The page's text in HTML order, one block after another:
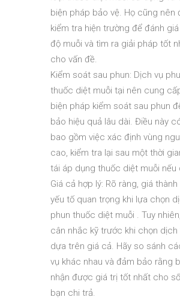
biện pháp bảo vệ. Họ cũng nên
kiểm tra hiện trường để đánh
độ muỗi và tìm ra giải pháp tốt
cho vấn đề.
Kiểm soát sau phun: Dịch vụ
thuốc diệt muỗi tại nên cung
biện pháp kiểm soát sau phun
bảo hiệu quả lâu dài. Điều này
bao gồm việc xác định vùng
cao, kiểm tra lại sau một thời
tái áp dụng thuốc diệt muỗi nếu
Giá cả hợp lý: Rõ ràng, giá
yếu tố quan trọng khi lựa chọn
phun thuốc diệt muỗi . Tuy
cân nhắc kỹ trước khi chọn dịch
dựa trên giá cả. Hãy so sánh
vụ khác nhau và đảm bảo rằng
nhận được giá trị tốt nhất cho
bạn chi trả.